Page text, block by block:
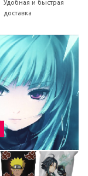
Удобная и быстрая
доставка